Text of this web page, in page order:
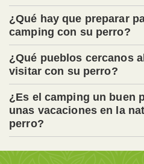
¿Qué hay que preparar
camping con su perro?
¿Qué pueblos cercanos
visitar con su perro?
¿Es el camping un buen
unas vacaciones en la
perro?